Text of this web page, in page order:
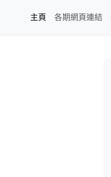
主頁
各期網頁連結